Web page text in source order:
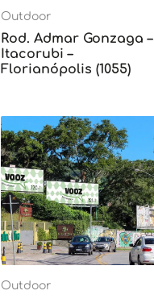
Outdoor
Rod. Admar Gonzaga –
Itacorubi –
Florianópolis (1055)
Outdoor